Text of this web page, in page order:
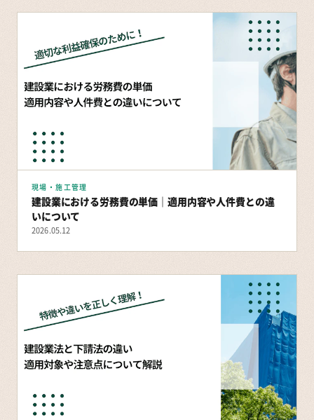
現場・施工管理
建設業における労務費の単価｜適用内容や人件費との違
いについて
2026.05.12